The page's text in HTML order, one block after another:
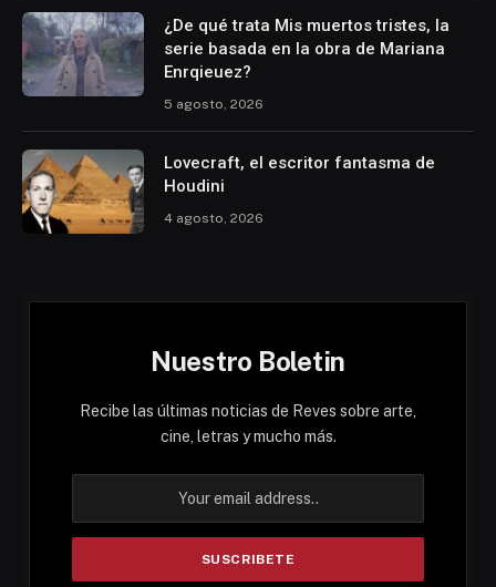
¿De qué trata Mis muertos tristes, la
serie basada en la obra de Mariana
Enrqieuez?
5 agosto, 2026
Lovecraft, el escritor fantasma de
Houdini
4 agosto, 2026
Nuestro Boletin
Recibe las últimas noticias de Reves sobre arte,
cine, letras y mucho más.